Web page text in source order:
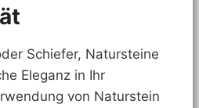
Schiefer, Natursteine
Eleganz in Ihr
von Naturstein